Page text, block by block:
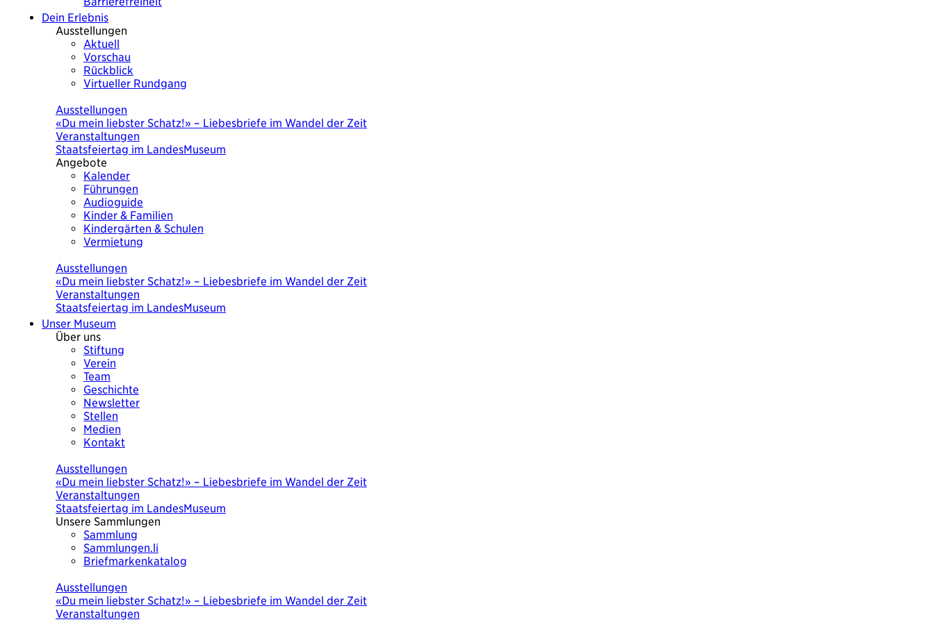
Dein Erlebnis
Ausstellungen
Aktuell
Vorschau
Rückblick
Virtueller Rundgang
Ausstellungen
«Du mein liebster Schatz!» – Liebesbriefe im Wandel der Zeit
Veranstaltungen
Staatsfeiertag im LandesMuseum
Angebote
Kalender
Führungen
Audioguide
Kinder & Familien
Kindergärten & Schulen
Vermietung
Ausstellungen
«Du mein liebster Schatz!» – Liebesbriefe im Wandel der Zeit
Veranstaltungen
Staatsfeiertag im LandesMuseum
Unser Museum
Über uns
Stiftung
Verein
Team
Geschichte
Newsletter
Stellen
Medien
Kontakt
Ausstellungen
«Du mein liebster Schatz!» – Liebesbriefe im Wandel der Zeit
Veranstaltungen
Staatsfeiertag im LandesMuseum
Unsere Sammlungen
Sammlung
Sammlungen.li
Briefmarkenkatalog
Ausstellungen
«Du mein liebster Schatz!» – Liebesbriefe im Wandel der Zeit
Veranstaltungen